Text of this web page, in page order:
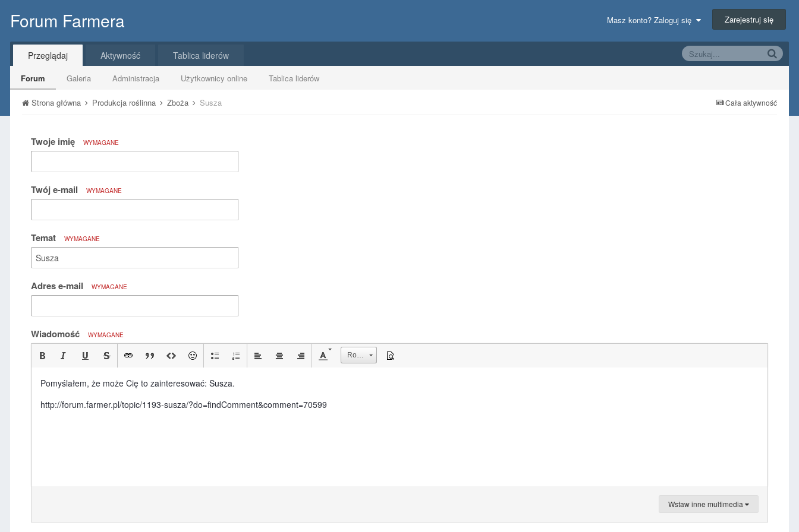
Forum Farmera Masz konto? Zaloguj się Zarejestruj się
Przeglądaj
Forum Galeria Administracja Użytkownicy online Tablica liderów
Aktywność Tablica liderów
Cała aktywność
Strona główna Produkcja roślinna Zboża Susza
Twoje imię WYMAGANE
Twój e-mail WYMAGANE
Temat WYMAGANE
Adres e-mail WYMAGANE
Wiadomość WYMAGANE
Rozmiar
Pomyślałem, że może Cię to zainteresować: Susza.
http://forum.farmer.pl/topic/1193-susza/?do=findComment&comment=70599
Wstaw inne multimedia